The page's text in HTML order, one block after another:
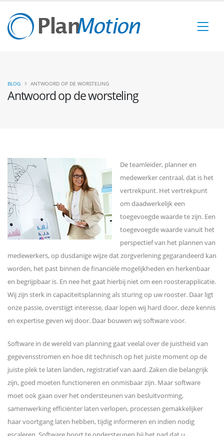
Antwoord op de worsteling
BLOG ANTWOORD OP DE WORSTELING
De teamleider, planner en
medewerker centraal, dat is het
vertrekpunt. Het vertrekpunt
om daadwerkelijk een
toegevoegde waarde te zijn. Een
toegevoegde waarde vanuit het
perspectief van het plannen van
medewerkers, op dusdanige wijze dat zorgverlening gegarandeerd kan
worden, het past binnen de financiële mogelijkheden en herkenbaar
en begrijpbaar is. En nee het gaat hierbij niet om een roosterapplicatie.
Wij zijn sterk in capaciteitsplanning als sturing op uw rooster. Daar ligt
onze passie, overstijgt interesse, daar lopen wij hard door, deze kennis
en expertise geven wij door. Daar bouwen wij software voor.
Software in de wereld van planning gaat veelal over de juistheid van
gegevensstromen en hoe dit technisch op het juiste moment op de
juiste plek te laten landen, registratief van aard. Zaken die belangrijk
zijn, goed moeten functioneren en onmisbaar zijn. Maar software
moet ook gaan over het ondersteunen van besluitvorming,
samenwerking efficiënter laten verlopen, processen gemakkelijker
haar voortgang laten hebben, tijdig informeren en indien nodig